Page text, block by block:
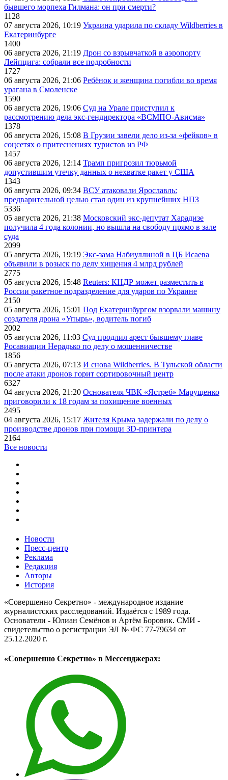
бывшего морпеха Гилмана: он при смерти?
1128
07 августа 2026, 10:19 Украина ударила по складу Wildberries в
Екатеринбурге
1400
06 августа 2026, 21:19 Дрон со взрывчаткой в аэропорту
Лейпцига: собрали все подробности
1727
06 августа 2026, 21:06 Ребёнок и женщина погибли во время
урагана в Смоленске
1590
06 августа 2026, 19:06 Суд на Урале приступил к
рассмотрению дела экс-гендиректора «ВСМПО-Ависма»
1378
06 августа 2026, 15:08 В Грузии завели дело из-за «фейков» в
соцсетях о притеснениях туристов из РФ
1457
06 августа 2026, 12:14 Трамп пригрозил тюрьмой
допустившим утечку данных о нехватке ракет у США
1343
06 августа 2026, 09:34 ВСУ атаковали Ярославль:
предварительной целью стал один из крупнейших НПЗ
5336
05 августа 2026, 21:38 Московский экс-депутат Харадизе
получила 4 года колонии, но вышла на свободу прямо в зале
суда
2099
05 августа 2026, 19:19 Экс-зама Набиуллиной в ЦБ Исаева
объявили в розыск по делу хищения 4 млрд рублей
2775
05 августа 2026, 15:48 Reuters: КНДР может разместить в
России ракетное подразделение для ударов по Украине
2150
05 августа 2026, 15:01 Под Екатеринбургом взорвали машину
создателя дрона «Упырь», водитель погиб
2002
05 августа 2026, 11:03 Суд продлил арест бывшему главе
Росавиации Нерадько по делу о мошенничестве
1856
05 августа 2026, 07:13 И снова Wildberries. В Тульской области
после атаки дронов горит сортировочный центр
6327
04 августа 2026, 21:20 Основателя ЧВК «Ястреб» Марущенко
приговорили к 18 годам за похищение военных
2495
04 августа 2026, 15:17 Жителя Крыма задержали по делу о
производстве дронов при помощи 3D‑принтера
2164
Все новости
Новости
Пресс-центр
Реклама
Редакция
Авторы
История
«Совершенно Секретно» - международное издание
журналистских расследований. Издаётся с 1989 года.
Основатели - Юлиан Семёнов и Артём Боровик. CМИ -
свидетельство о регистрации ЭЛ № ФС 77-79634 от
25.12.2020 г.
«Совершенно Секретно» в Мессенджерах: